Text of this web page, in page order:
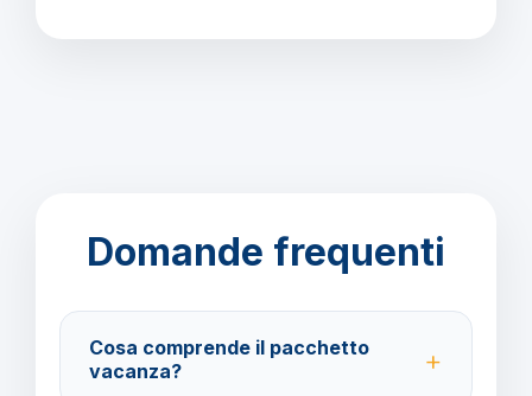
Domande frequenti
Cosa comprende il pacchetto
vacanza?